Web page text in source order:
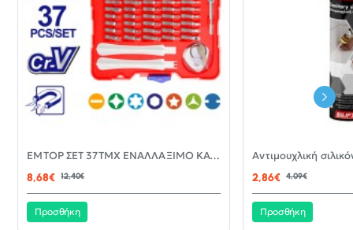
-30%EMTOP ΣΕΤ 37ΤΜΧ ΕΝΑΛΛΑΞΙΜΟ ΚΑΤΣΑΒΙΔΙ ΜΕ ΜΥΤΕΣ EBST03702
8,68€
12,40€
Προσθήκη
2,86€ 4,09€
Προσθήκη